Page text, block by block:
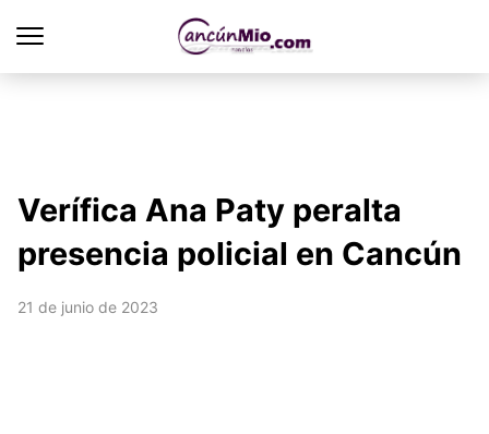
Verífica Ana Paty peralta
presencia policial en Cancún
21 de junio de 2023